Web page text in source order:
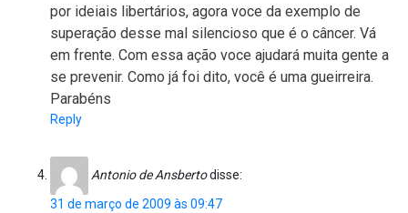
por ideiais libertários, agora voce da exemplo de
superação desse mal silencioso que é o câncer. Vá
em frente. Com essa ação voce ajudará muita gente a
se prevenir. Como já foi dito, você é uma gueirreira.
Parabéns
Reply
Antonio de Ansbertodisse:
31 de março de 2009 às 09:47